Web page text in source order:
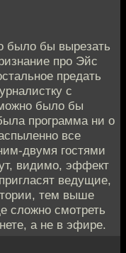
было бы вырезать
про Эйс
предать
с
было бы
программа ни о
все
двумя гостями
видимо, эффект
ведущие,
тем выше
сложно смотреть
а не в эфире.